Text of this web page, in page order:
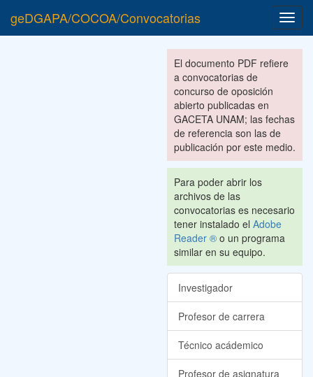
geDGAPA/COCOA/Convocatorias
El documento PDF refiere
a convocatorias de
concurso de oposición
abierto publicadas en
GACETA UNAM; las fechas
de referencia son las de
publicación por este medio.
Para poder abrir los
archivos de las
convocatorias es necesario
tener instalado el Adobe
Reader ® o un programa
similar en su equipo.
Investigador
Profesor de carrera
Técnico acádemico
Profesor de asignatura